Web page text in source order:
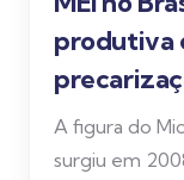
produtiva
A figura do
surgiu em